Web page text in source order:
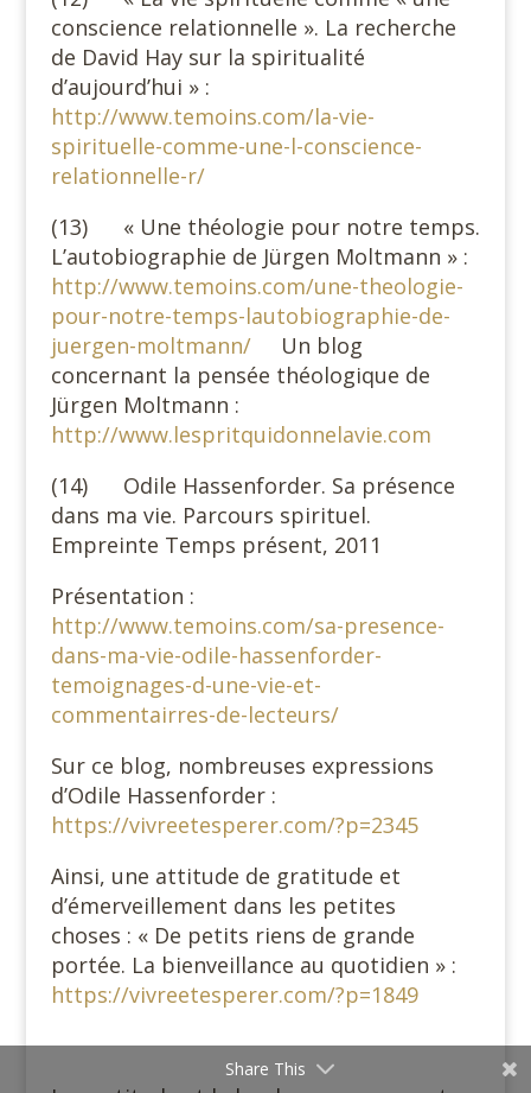
conscience relationnelle ». La recherche
de David Hay sur la spiritualité
d’aujourd’hui » :
http://www.temoins.com/la-vie-
spirituelle-comme-une-l-conscience-
relationnelle-r/
(13) « Une théologie pour notre temps.
L’autobiographie de Jürgen Moltmann » :
http://www.temoins.com/une-theologie-
pour-notre-temps-lautobiographie-de-
juergen-moltmann/Un blog
concernant la pensée théologique de
Jürgen Moltmann :
http://www.lespritquidonnelavie.com
(14) Odile Hassenforder. Sa présence
dans ma vie. Parcours spirituel.
Empreinte Temps présent, 2011
Présentation :
http://www.temoins.com/sa-presence-
dans-ma-vie-odile-hassenforder-
temoignages-d-une-vie-et-
commentairres-de-lecteurs/
Sur ce blog, nombreuses expressions
d’Odile Hassenforder :
https://vivreetesperer.com/?p=2345
Ainsi, une attitude de gratitude et
d’émerveillement dans les petites
choses : « De petits riens de grande
portée. La bienveillance au quotidien » :
https://vivreetesperer.com/?p=1849
Share This